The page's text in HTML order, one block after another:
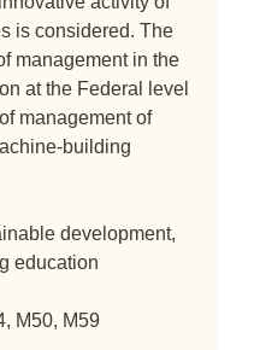
is considered. The
management in the
at the Federal level
management of
building
development,
education
M50, M59